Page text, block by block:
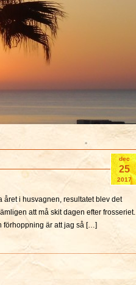
dec
25
2017
året i husvagnen, resultatet blev det
att må skit dagen efter frosseriet.
förhoppning är att jag så […]